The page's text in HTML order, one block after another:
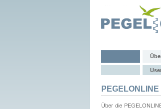
Über die